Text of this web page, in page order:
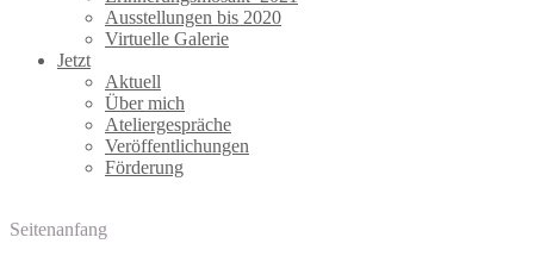
Ausstellungen bis 2020
Virtuelle Galerie
Jetzt
Aktuell
Über mich
Ateliergespräche
Veröffentlichungen
Förderung
Seitenanfang